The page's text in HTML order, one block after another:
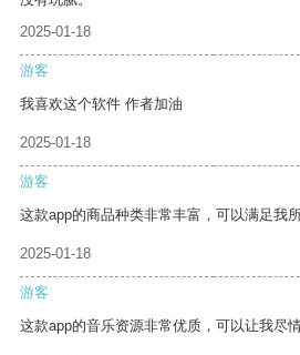
2025-01-18
游客
我喜欢这个软件 作者加油
2025-01-18
游客
这款app的商品种类非常丰富，可以满足我
2025-01-18
游客
这款app的音乐资源非常优质，可以让我尽